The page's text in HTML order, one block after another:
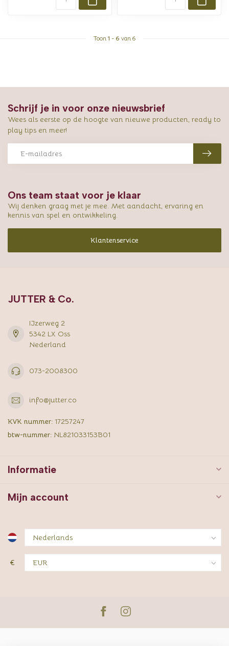
Toon 1 - 6 van 6
Ons team staat voor je klaar
Wij denken graag met je mee. Met aandacht, ervaring en
kennis van spel en ontwikkeling.
Klantenservice
Schrijf je in voor onze nieuwsbrief
Wees als eerste op de hoogte van nieuwe producten, ready to
play tips en meer!
JUTTER & Co.
IJzerweg 2
5342 LX Oss
Nederland
073-2008300
info@jutter.co
KVK nummer: 17257247
btw-nummer: NL821033153B01
Informatie
Mijn account
€